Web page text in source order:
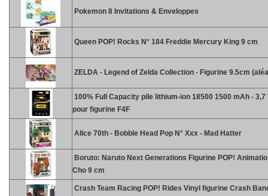
Pokemon 8 Invitations & Enveloppes
Queen POP! Rocks N° 184 Freddie Mercury King 9 cm
ZELDA - Legend of Zelda Collection - Figurine 9.5cm
100% Full Capacity pile lithium-ion 18500 1500 mAh - 3,7
pour figurine F4F
Alice 70th - Bobble Head Pop N° Xxx - Mad Hatter
Boruto: Naruto Next Generations Figurine POP!
Cho 9 cm
Crash Team Racing POP! Rides Vinyl figurine Crash